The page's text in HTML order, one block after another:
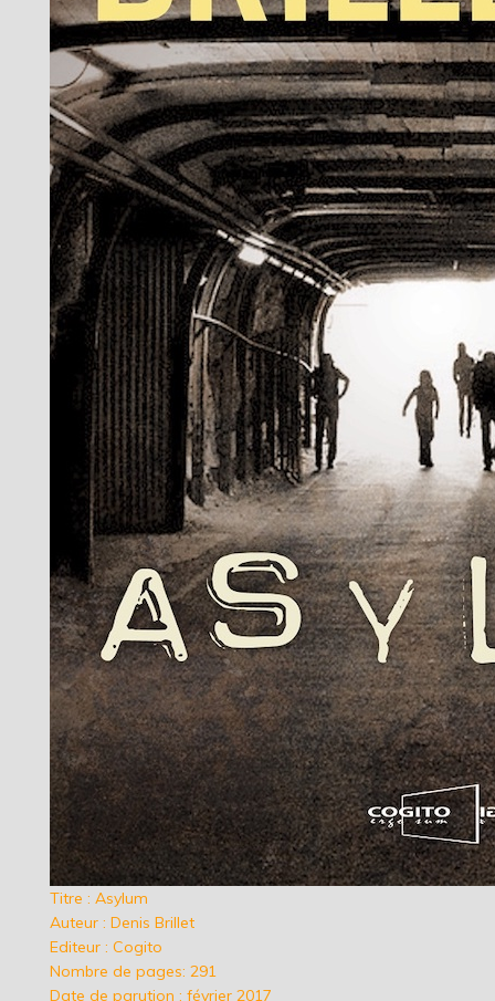
Titre : Asylum
Auteur : Denis Brillet
Editeur : Cogito
Nombre de pages: 291
Date de parution : février 2017